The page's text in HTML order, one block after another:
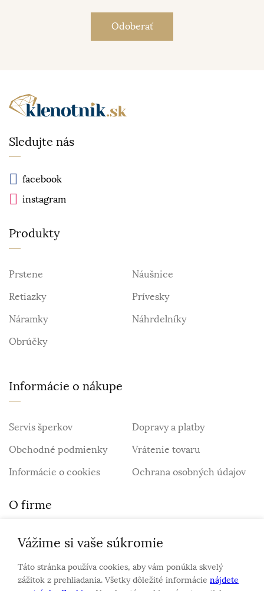
Sledujte nás
facebook
instagram
Produkty
Prstene
Náušnice
Retiazky
Prívesky
Náramky
Náhrdelníky
Obrúčky
Informácie o nákupe
Servis šperkov
Dopravy a platby
Obchodné podmienky
Vrátenie tovaru
Informácie o cookies
Ochrana osobných údajov
O firme
Personalizovaný šperk
O nás
Kontakt
Vážime si vaše súkromie
Táto stránka používa cookies, aby vám ponúkla skvelý
zážitok z prehliadania. Všetky dôležité informácie nájdete